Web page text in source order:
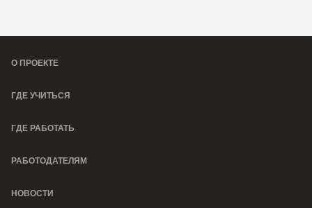
О ПРОЕКТЕ
ГДЕ УЧИТЬСЯ
ГДЕ РАБОТАТЬ
РАБОТОДАТЕЛЯМ
НОВОСТИ